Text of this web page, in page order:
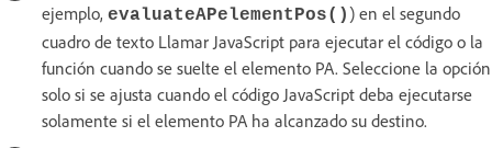
ejemplo, evaluateAPelementPos()) en el segundo
cuadro de texto Llamar JavaScript para ejecutar el código o la
función cuando se suelte el elemento PA. Seleccione la opción
solo si se ajusta cuando el código JavaScript deba ejecutarse
solamente si el elemento PA ha alcanzado su destino.